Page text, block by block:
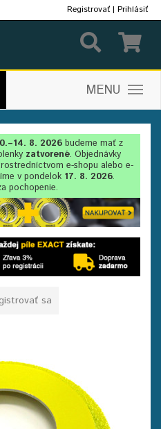
Registrovať | Prihlásiť
MENU
8. 2026 budeme mať z
zatvorené. Objednávky
e-shopu alebo e-
v pondelok 17. 8. 2026.
pochopenie.
sa